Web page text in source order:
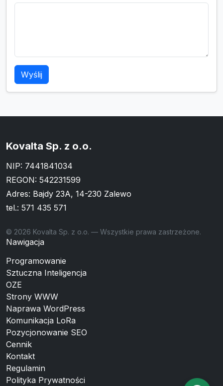
Wyślij
Kovalta Sp. z o.o.
NIP: 7441841034
REGON: 542231599
Adres: Bajdy 23A, 14-230 Zalewo
tel.: 571 435 571
© 2026 Kovalta Sp. z o.o. — Wszystkie prawa zastrzeżone.
Nawigacja
Programowanie
Sztuczna Inteligencja
OZE
Strony WWW
Naprawa WordPress
Komunikacja LoRa
Pozycjonowanie SEO
Cennik
Kontakt
Regulamin
Polityka Prywatności